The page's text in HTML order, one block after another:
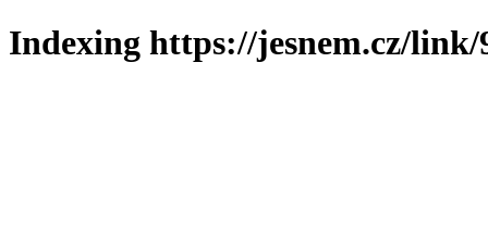
Indexing https://jesnem.cz/link/